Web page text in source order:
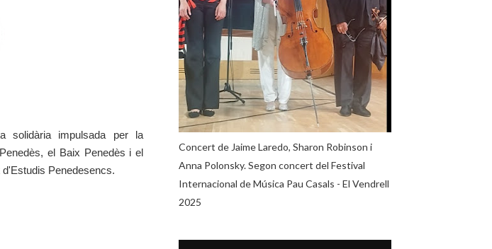
solidària impulsada per la
el Baix Penedès i el
Penedesencs.
Concert de Jaime Laredo, Sharon Robinson i
Anna Polonsky. Segon concert del Festival
Internacional de Música Pau Casals - El Vendrell
2025